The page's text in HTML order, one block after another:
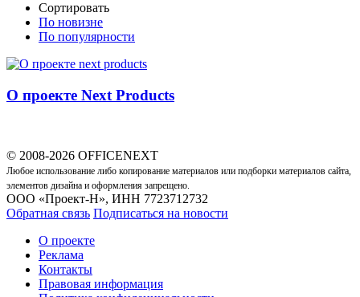
Сортировать
По новизне
По популярности
О проекте Next Products
© 2008-2026 OFFICENEXT
Любое использование либо копирование материалов или подборки материалов сайта,
элементов дизайна и оформления запрещено.
ООО «Проект-Н», ИНН 7723712732
Обратная связь Подписаться на новости
О проекте
Реклама
Контакты
Правовая информация